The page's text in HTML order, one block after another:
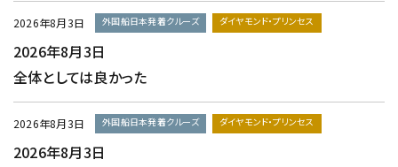
2026年8月3日 外国船日本発着クルーズ ダイヤモンド・プリンセス
2026年8月3日
全体としては良かった
2026年8月3日 外国船日本発着クルーズ ダイヤモンド・プリンセス
2026年8月3日